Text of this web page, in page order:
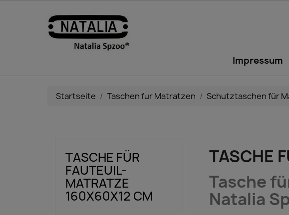
Impressum
Startseite Taschen fur Matratzen Schutztaschen für
TASCHE FÜR
FAUTEUIL-
MATRATZE
160X60X12 CM
TASCHE
Tasche
Natalia